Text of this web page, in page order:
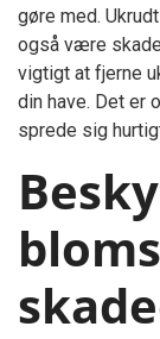
gøre med.
også være
vigtigt at fjerne
din have. Det er
sprede sig